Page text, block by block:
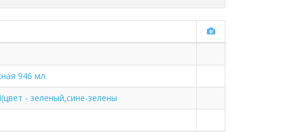
946 мл.
- зеленый,сине-зелены